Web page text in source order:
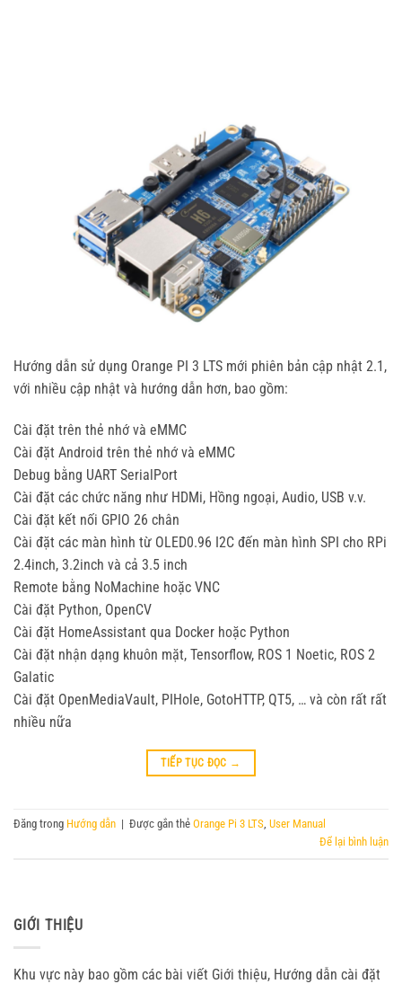
Hướng dẫn sử dụng Orange PI 3 LTS mới phiên bản cập nhật 2.1,
với nhiều cập nhật và hướng dẫn hơn, bao gồm:
Cài đặt trên thẻ nhớ và eMMC
Cài đặt Android trên thẻ nhớ và eMMC
Debug bằng UART SerialPort
Cài đặt các chức năng như HDMi, Hồng ngoại, Audio, USB v.v.
Cài đặt kết nối GPIO 26 chân
Cài đặt các màn hình từ OLED0.96 I2C đến màn hình SPI cho RPi
2.4inch, 3.2inch và cả 3.5 inch
Remote bằng NoMachine hoặc VNC
Cài đặt Python, OpenCV
Cài đặt HomeAssistant qua Docker hoặc Python
Cài đặt nhận dạng khuôn mặt, Tensorflow, ROS 1 Noetic, ROS 2
Galatic
Cài đặt OpenMediaVault, PIHole, GotoHTTP, QT5, … và còn rất rất
nhiều nữa
TIẾP TỤC ĐỌC →
Đăng trong Hướng dẫn | Được gắn thẻ Orange Pi 3 LTS, User Manual
Để lại bình luận
GIỚI THIỆU
Khu vực này bao gồm các bài viết Giới thiệu, Hướng dẫn cài đặt